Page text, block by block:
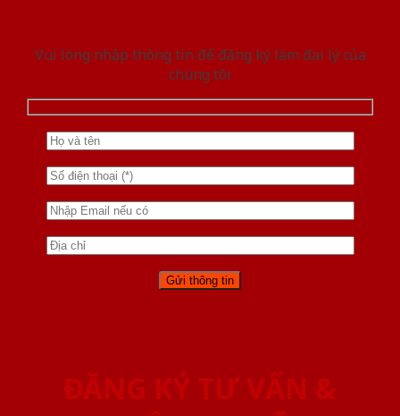
Vui lòng nhập thông tin để đăng ký làm đại lý của
chúng tôi
ĐĂNG KÝ TƯ VẤN &